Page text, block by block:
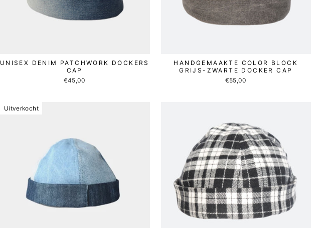
UNISEX DENIM PATCHWORK DOCKERS
CAP
€45,00
HANDGEMAAKTE COLOR BLOCK
GRIJS-ZWARTE DOCKER CAP
€55,00
Uitverkocht